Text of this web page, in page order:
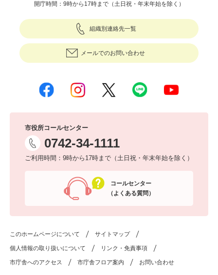
開庁時間：9時から17時まで（土日祝・年末年始を除く）
組織別連絡先一覧
メールでのお問い合わせ
市役所コールセンター
0742-34-1111
ご利用時間：9時から17時まで（土日祝・年末年始を除く）
コールセンター
（よくある質問）
このホームページについて サイトマップ
個人情報の取り扱いについて リンク・免責事項
市庁舎へのアクセス 市庁舎フロア案内 お問い合わせ